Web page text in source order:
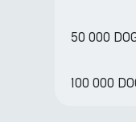
50 000
100 000